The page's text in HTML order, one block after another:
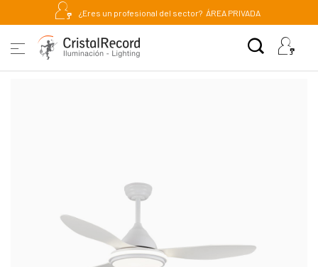
¿Eres un profesional del sector? ÁREA PRIVADA